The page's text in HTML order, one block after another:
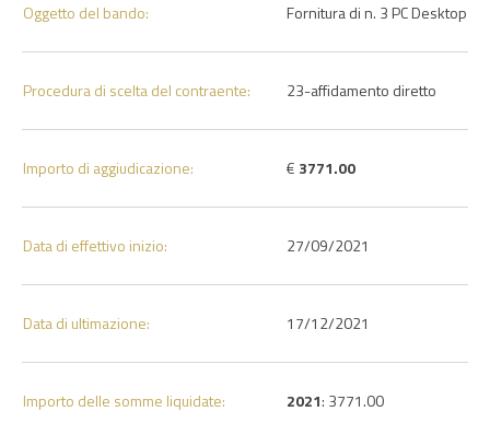
Oggetto del bando: Fornitura di n. 3 PC Desktop
Procedura di scelta del contraente: 23-affidamento diretto
Importo di aggiudicazione: € 3771.00
Data di effettivo inizio: 27/09/2021
Data di ultimazione: 17/12/2021
Importo delle somme liquidate: 2021: 3771.00